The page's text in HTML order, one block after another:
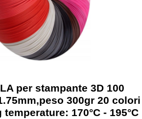
per stampante 3D 100
300gr 20 colori
170°C - 195°C